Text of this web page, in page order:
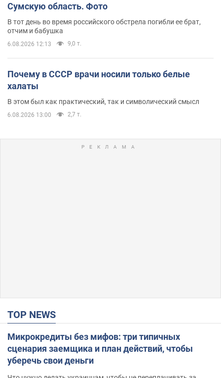
Сумскую область. Фото
В тот день во время российского обстрела погибли ее брат,
отчим и бабушка
6.08.2026 12:13 9,0 т.
Почему в СССР врачи носили только белые
халаты
В этом был как практический, так и символический смысл
6.08.2026 13:00 2,7 т.
TOP NEWS
Микрокредиты без мифов: три типичных
сценария заемщика и план действий, чтобы
уберечь свои деньги